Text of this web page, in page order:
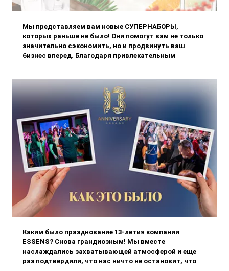
Мы представляем вам новые СУПЕРНАБОРЫ,
которых раньше не было! Они помогут вам не только
значительно сэкономить, но и продвинуть ваш
бизнес вперед. Благодаря привлекательным
Каким было празднование 13-летия компании
ESSENS? Снова грандиозным! Мы вместе
наслаждались захватывающей атмосферой и еще
раз подтвердили, что нас ничто не остановит, что